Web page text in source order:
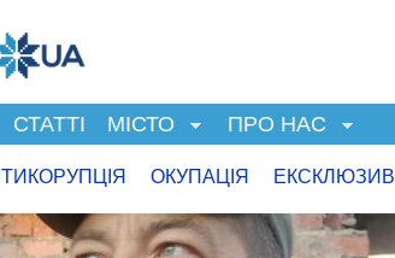
СТАТТІ МІСТО ПРО НАС
ОКУПАЦІЯ ЕКСКЛЮЗИВ